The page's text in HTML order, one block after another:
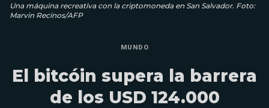
Una máquina recreativa con la criptomoneda en San Salvador. Foto:
Marvin Recinos/AFP
MUNDO
El bitcóin supera la barrera
de los USD 124.000